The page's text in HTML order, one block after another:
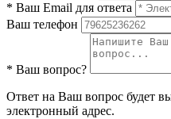
* Ваш Email для ответа
Ваш телефон
* Ваш вопрос?
Ответ на Ваш вопрос будет
электронный адрес.